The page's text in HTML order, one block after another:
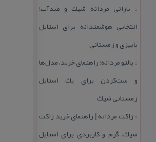
:: بارانی مردانه شیك و ضدآب؛
انتخابی هوشمندانه برای استایل
پاییزی و زمستانی
:: پالتو مردانه؛ راهنمای خرید، مدل‌ها
و ست‌كردن برای یك استایل
زمستانی شیك
::ژاكت مردانه | راهنمای خرید ژاكت
شیك، گرم و كاربردی برای استایل